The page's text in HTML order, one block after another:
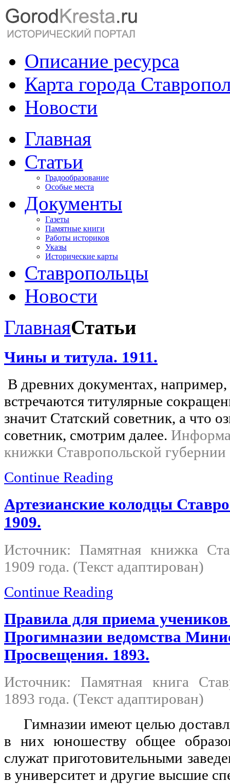
Описание ресурса
Карта города
Новости
Главная
Статьи
Градообразование
Особые места
Документы
Газеты
Памятные книги
Работы историков
Указы
Исторические карты
Ставропольцы
Новости
ГлавнаяСтатьи
Чины и титула. 1911.
В древних документах,
встречаются титулярные
значит Статский советник, а что
советник, смотрим далее.
книжки Ставропольской губернии
Continue Reading
Артезианские колодцы
1909.
Источник: Памятная книжка
1909 года. (Текст адаптирован)
Continue Reading
Правила для приема
Прогимназии ведомства
Просвещения. 1893.
Источник: Памятная книга
1893 года. (Текст адаптирован)
Гимназии имеют целью
в них юношеству общее
служат приготовительными
в университет и другие высшие